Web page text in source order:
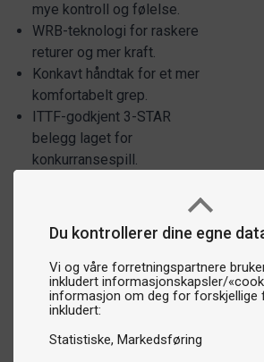
Du kontrollerer dine egne
Vi og våre forretningspartnere
inkludert informasjonskapsler/
informasjon om deg for forskjellige
inkludert:
Statistiske Markedsføring
mye kontroll og følelse.
WRB-teknologi for raskere
returer og mer kraft.
Konkavt håndtak for et mer
komfortabelt grep.
ITTF-godkjent 3-STAR
belegg laget for
konkurransespill.